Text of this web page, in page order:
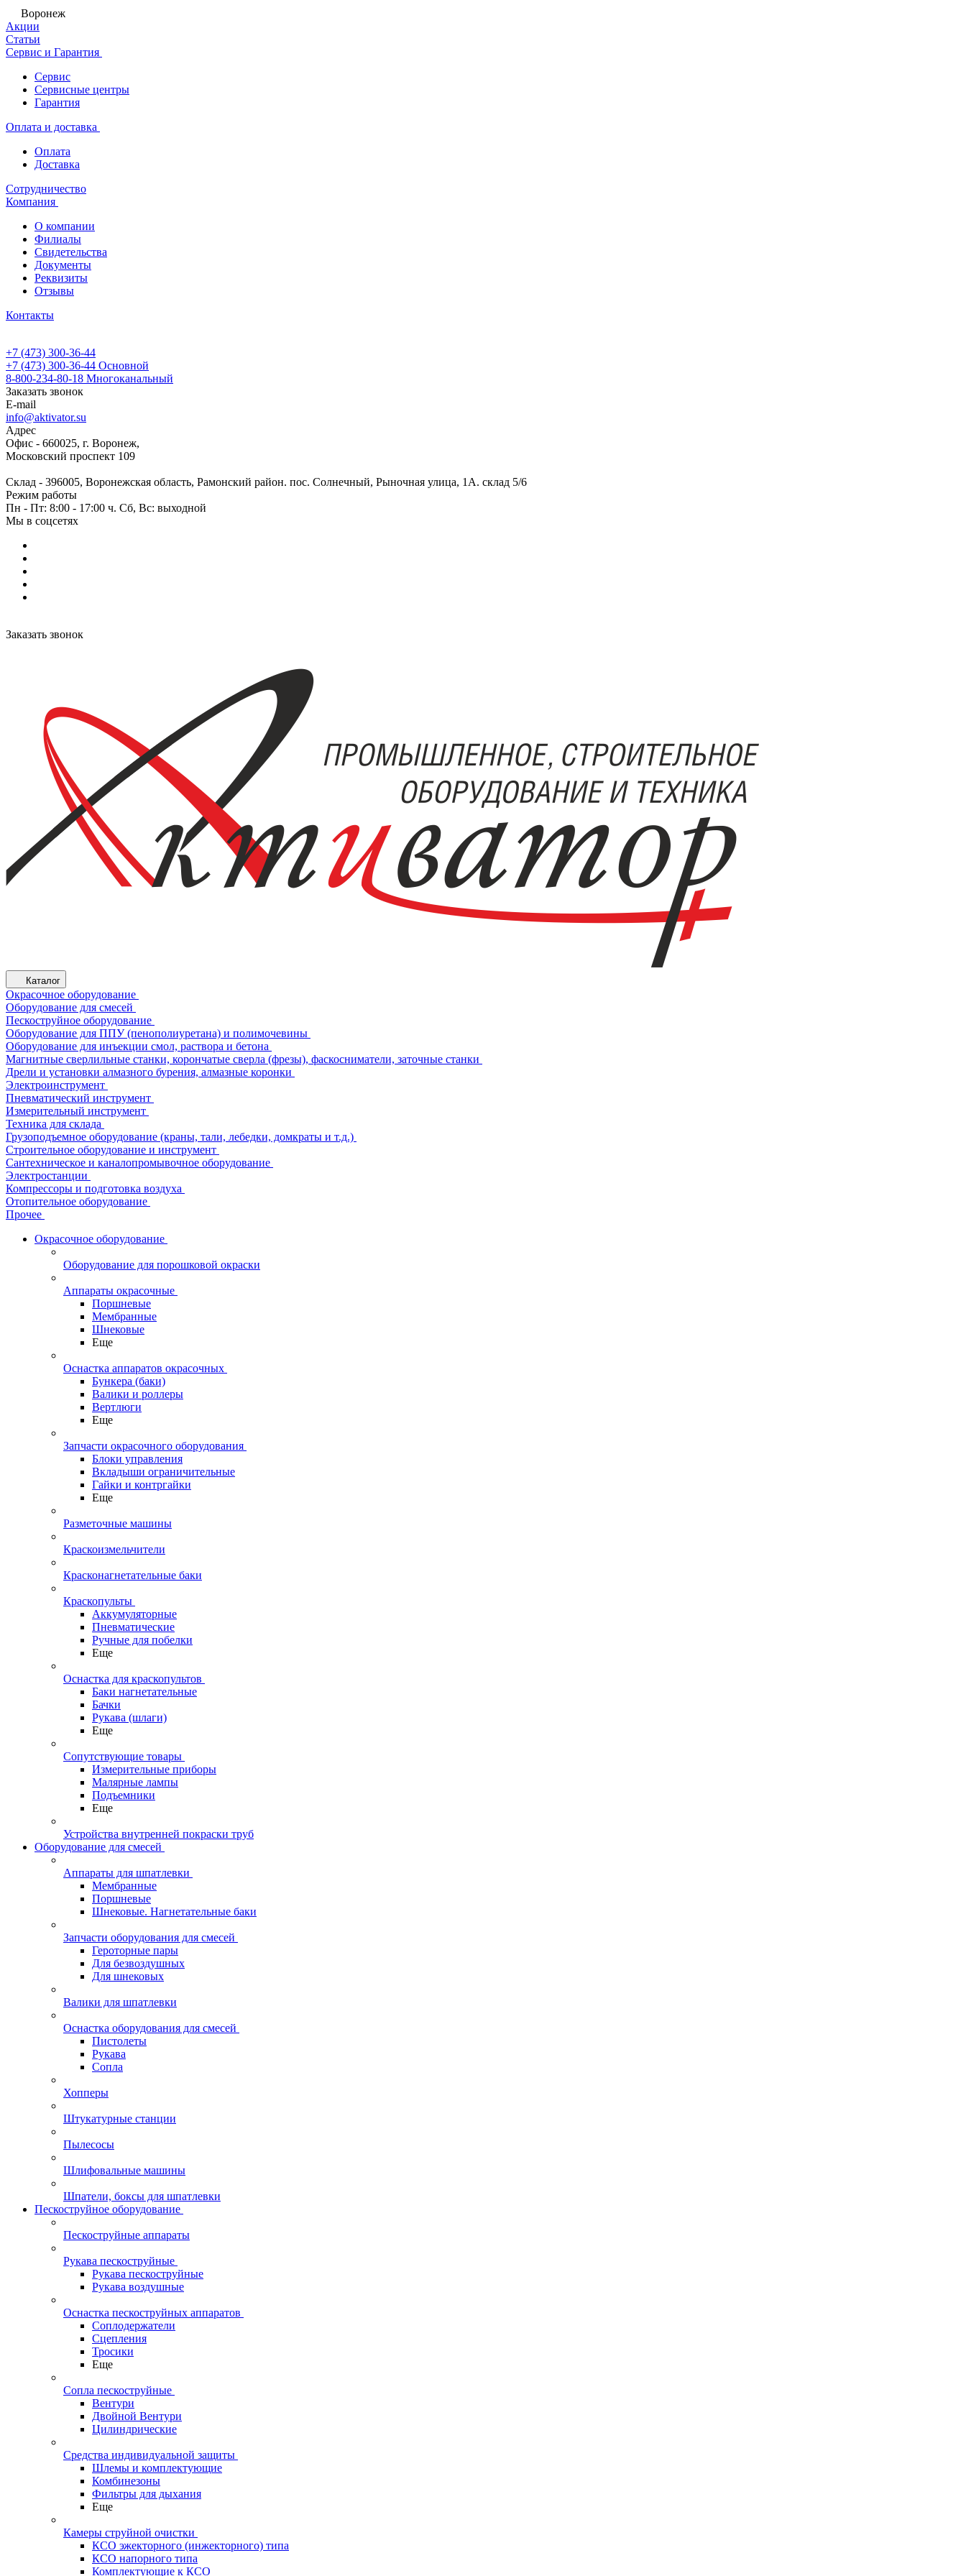
Воронеж
Акции
Статьи
Сервис и Гарантия
Сервис
Сервисные центры
Гарантия
Оплата и доставка
Оплата
Доставка
Сотрудничество
Компания
О компании
Филиалы
Свидетельства
Документы
Реквизиты
Отзывы
Контакты
+7 (473) 300-36-44
+7 (473) 300-36-44 Основной
8-800-234-80-18 Многоканальный
Заказать звонок
E-mail
info@aktivator.su
Адрес
Офис - 660025, г. Воронеж,
Московский проспект 109
Склад - 396005, Воронежская область, Рамонский район. пос. Солнечный, Рыночная улица, 1А. склад 5/6
Режим работы
Пн - Пт: 8:00 - 17:00 ч. Сб, Вс: выходной
Мы в соцсетях
Заказать звонок
Каталог
Окрасочное оборудование
Оборудование для смесей
Пескоструйное оборудование
Оборудование для ППУ (пенополиуретана) и полимочевины
Оборудование для инъекции смол, раствора и бетона
Магнитные сверлильные станки, корончатые сверла (фрезы), фаскосниматели, заточные станки
Дрели и установки алмазного бурения, алмазные коронки
Электроинструмент
Пневматический инструмент
Измерительный инструмент
Техника для склада
Грузоподъемное оборудование (краны, тали, лебедки, домкраты и т.д.)
Строительное оборудование и инструмент
Сантехническое и каналопромывочное оборудование
Электростанции
Компрессоры и подготовка воздуха
Отопительное оборудование
Прочее
Окрасочное оборудование
Оборудование для порошковой окраски
Аппараты окрасочные
Поршневые
Мембранные
Шнековые
Еще
Оснастка аппаратов окрасочных
Бункера (баки)
Валики и роллеры
Вертлюги
Еще
Запчасти окрасочного оборудования
Блоки управления
Вкладыши ограничительные
Гайки и контргайки
Еще
Разметочные машины
Краскоизмельчители
Красконагнетательные баки
Краскопульты
Аккумуляторные
Пневматические
Ручные для побелки
Еще
Оснастка для краскопультов
Баки нагнетательные
Бачки
Рукава (шлаги)
Еще
Сопутствующие товары
Измерительные приборы
Малярные лампы
Подъемники
Еще
Устройства внутренней покраски труб
Оборудование для смесей
Аппараты для шпатлевки
Мембранные
Поршневые
Шнековые. Нагнетательные баки
Запчасти оборудования для смесей
Героторные пары
Для безвоздушных
Для шнековых
Валики для шпатлевки
Оснастка оборудования для смесей
Пистолеты
Рукава
Сопла
Хопперы
Штукатурные станции
Пылесосы
Шлифовальные машины
Шпатели, боксы для шпатлевки
Пескоструйное оборудование
Пескоструйные аппараты
Рукава пескоструйные
Рукава пескоструйные
Рукава воздушные
Оснастка пескоструйных аппаратов
Соплодержатели
Сцепления
Тросики
Еще
Сопла пескоструйные
Вентури
Двойной Вентури
Цилиндрические
Средства индивидуальной защиты
Шлемы и комплектующие
Комбинезоны
Фильтры для дыхания
Еще
Камеры струйной очистки
КСО эжекторного (инжекторного) типа
КСО напорного типа
Комплектующие к КСО